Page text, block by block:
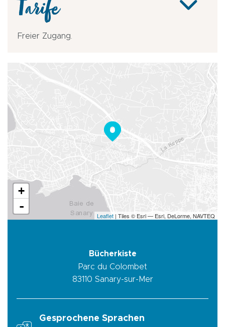
Tarife
Freier Zugang.
+
-
Leaflet | Tiles © Esri — Esri, DeLorme, NAVTEQ
Bücherkiste
Parc du Colombet
83110 Sanary-sur-Mer
Gesprochene Sprachen